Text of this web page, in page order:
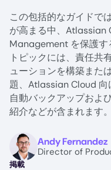
この包括的なガイドで
が高まる中、Atlassian
Management を保護す
トピックには、責任共
ューションを構築また
題、Atlassian Cloud 向
自動バックアップおよ
紹介などが含まれます。
Image Andy Fernandez
Director of
掲載